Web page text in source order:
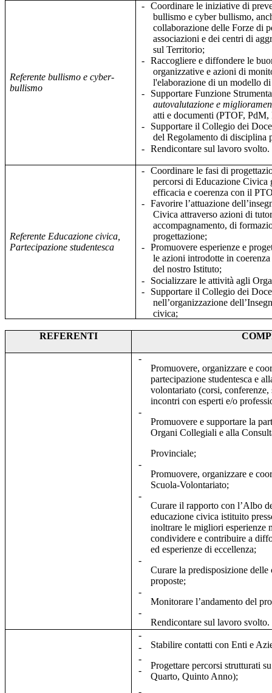
Referente bullismo e cyber-
bullismo
-
Coordinare le iniziative di
bullismo e cyber bullismo,
collaborazione delle Forze di
associazioni e dei centri di
sul Territorio;
-
Raccogliere e diffondere le
organizzative e azioni di
l'elaborazione di un modello
-
Supportare Funzione
autovalutazione e
atti e documenti (PTOF,
-
Supportare il Collegio dei
del Regolamento di disciplina
-
Rendicontare sul lavoro svolto.
Referente Educazione civica,
Partecipazione studentesca
-
Coordinare le fasi di
percorsi di Educazione Civica
efficacia e coerenza con il
-
Favorire l’attuazione
Civica attraverso azioni di
accompagnamento, di
progettazione;
-
Promuovere esperienze e
le azioni introdotte in
del nostro Istituto;
-
Socializzare le attività agli
-
Supportare il Collegio dei
nell’organizzazione
civica;
REFERENTI
-
Promuovere, organizzare e
partecipazione studentesca e
volontariato (corsi,
incontri con esperti e/o
-
Promuovere e supportare la
Organi Collegiali e alla
Provinciale;
-
Promuovere, organizzare e
Scuola-Volontariato;
-
Curare il rapporto con l’Albo
educazione civica istituito
inoltrare le migliori esperienze
condividere e contribuire a
ed esperienze di eccellenza;
-
Curare la predisposizione
proposte;
-
Monitorare l’andamento del
-
Rendicontare sul lavoro svolto.
-
-
-
-
Stabilire contatti con Enti e
Progettare percorsi strutturati
Quarto, Quinto Anno);